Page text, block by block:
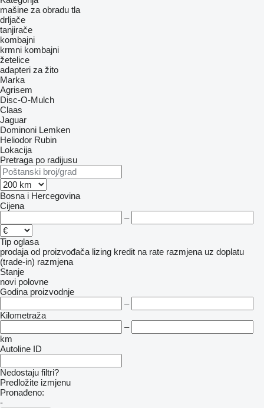
mašine za obradu tla
drljače
tanjirače
kombajni
krmni kombajni
žetelice
adapteri za žito
Marka
Agrisem
Disc-O-Mulch
Claas
Jaguar
Dominoni Lemken
Heliodor Rubin
Lokacija
Pretraga po radijusu
Bosna i Hercegovina
Cijena
–
Tip oglasa
prodaja od proizvođača lizing kredit na rate razmjena uz doplatu
(trade-in) razmjena
Stanje
novi polovne
Godina proizvodnje
–
Kilometraža
–
km
Autoline ID
Nedostaju filtri?
Predložite izmjenu
Pronađeno:
-